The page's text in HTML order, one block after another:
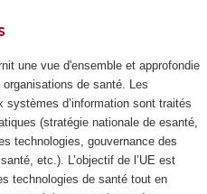
une vue d'ensemble et approfondie
de santé. Les
d’information sont traités
(stratégie nationale de esanté,
technologies, gouvernance des
etc.). L’objectif de l’UE est
technologies de santé tout en